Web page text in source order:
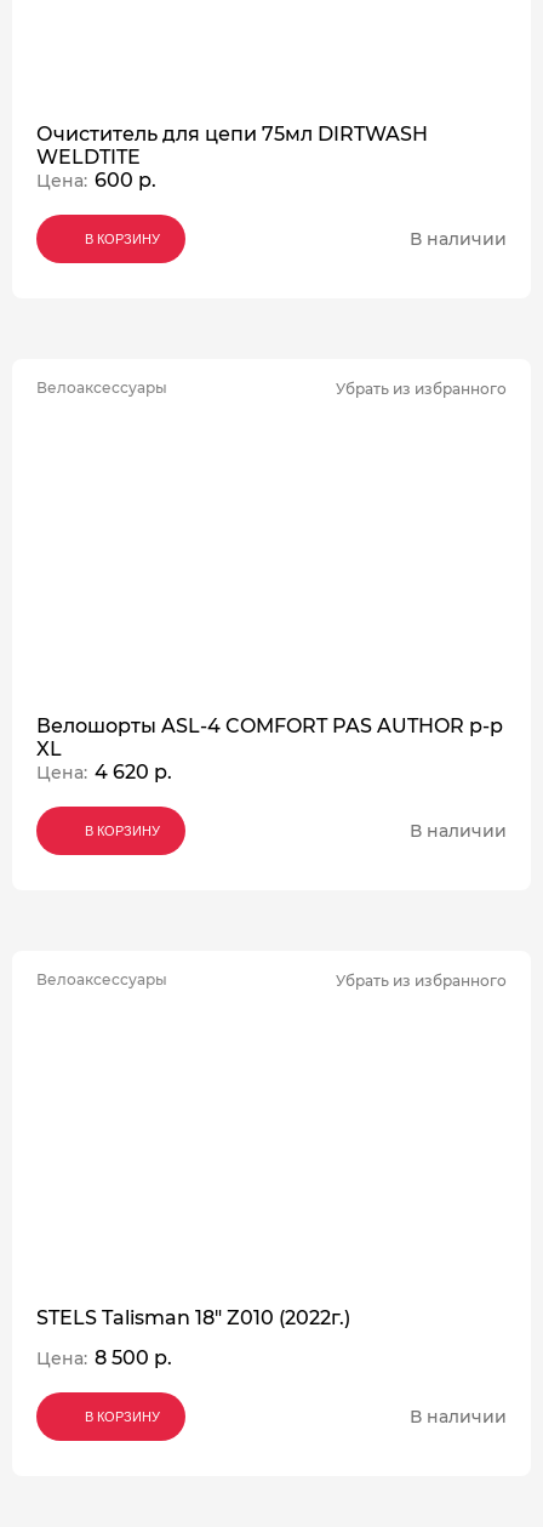
Очиститель для цепи 75мл DIRTWASH
WELDTITE
Цена: 600 р.
В КОРЗИНУ
В КОРЗИНУ
В КОРЗИНУ В наличии
Велоаксессуары Убрать из избранного
Велошорты ASL-4 COMFORT PAS AUTHOR р-р
XL
Цена: 4 620 р.
В КОРЗИНУ
В КОРЗИНУ
В КОРЗИНУ В наличии
Велоаксессуары Убрать из избранного
STELS Talisman 18" Z010 (2022г.)
Цена: 8 500 р.
В КОРЗИНУ
В КОРЗИНУ
В КОРЗИНУ В наличии